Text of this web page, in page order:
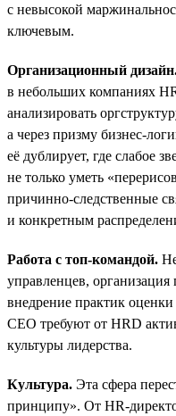
с невысокой
ключевым.
Организационный
в небольших компаниях
анализировать
а через призму бизнес-
её дублирует, где слабое
не только уметь
причинно-следственные
и конкретным
Работа с топ-командой.
управленцев,
внедрение практик
СЕО требуют от HRD
культуры лидерства.
Культура. Эта сфера
принципу». От HR-